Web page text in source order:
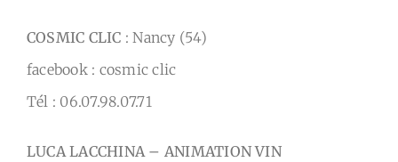
COSMIC CLIC : Nancy (54)
facebook : cosmic clic
Tél : 06.07.98.07.71
LUCA LACCHINA – ANIMATION VIN